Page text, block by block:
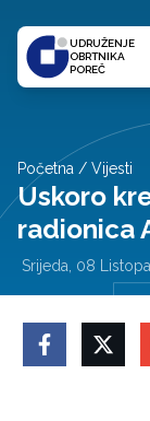
UDRUŽENJE
OBRTNIKA
POREČ
Početna / Vijesti
Uskoro
radionica
Srijeda, 08